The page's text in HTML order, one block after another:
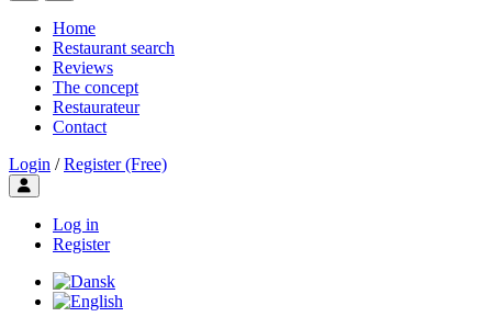
Home
Restaurant search
Reviews
The concept
Restaurateur
Contact
Login / Register (Free)
Toggle user menu
Log in
Register